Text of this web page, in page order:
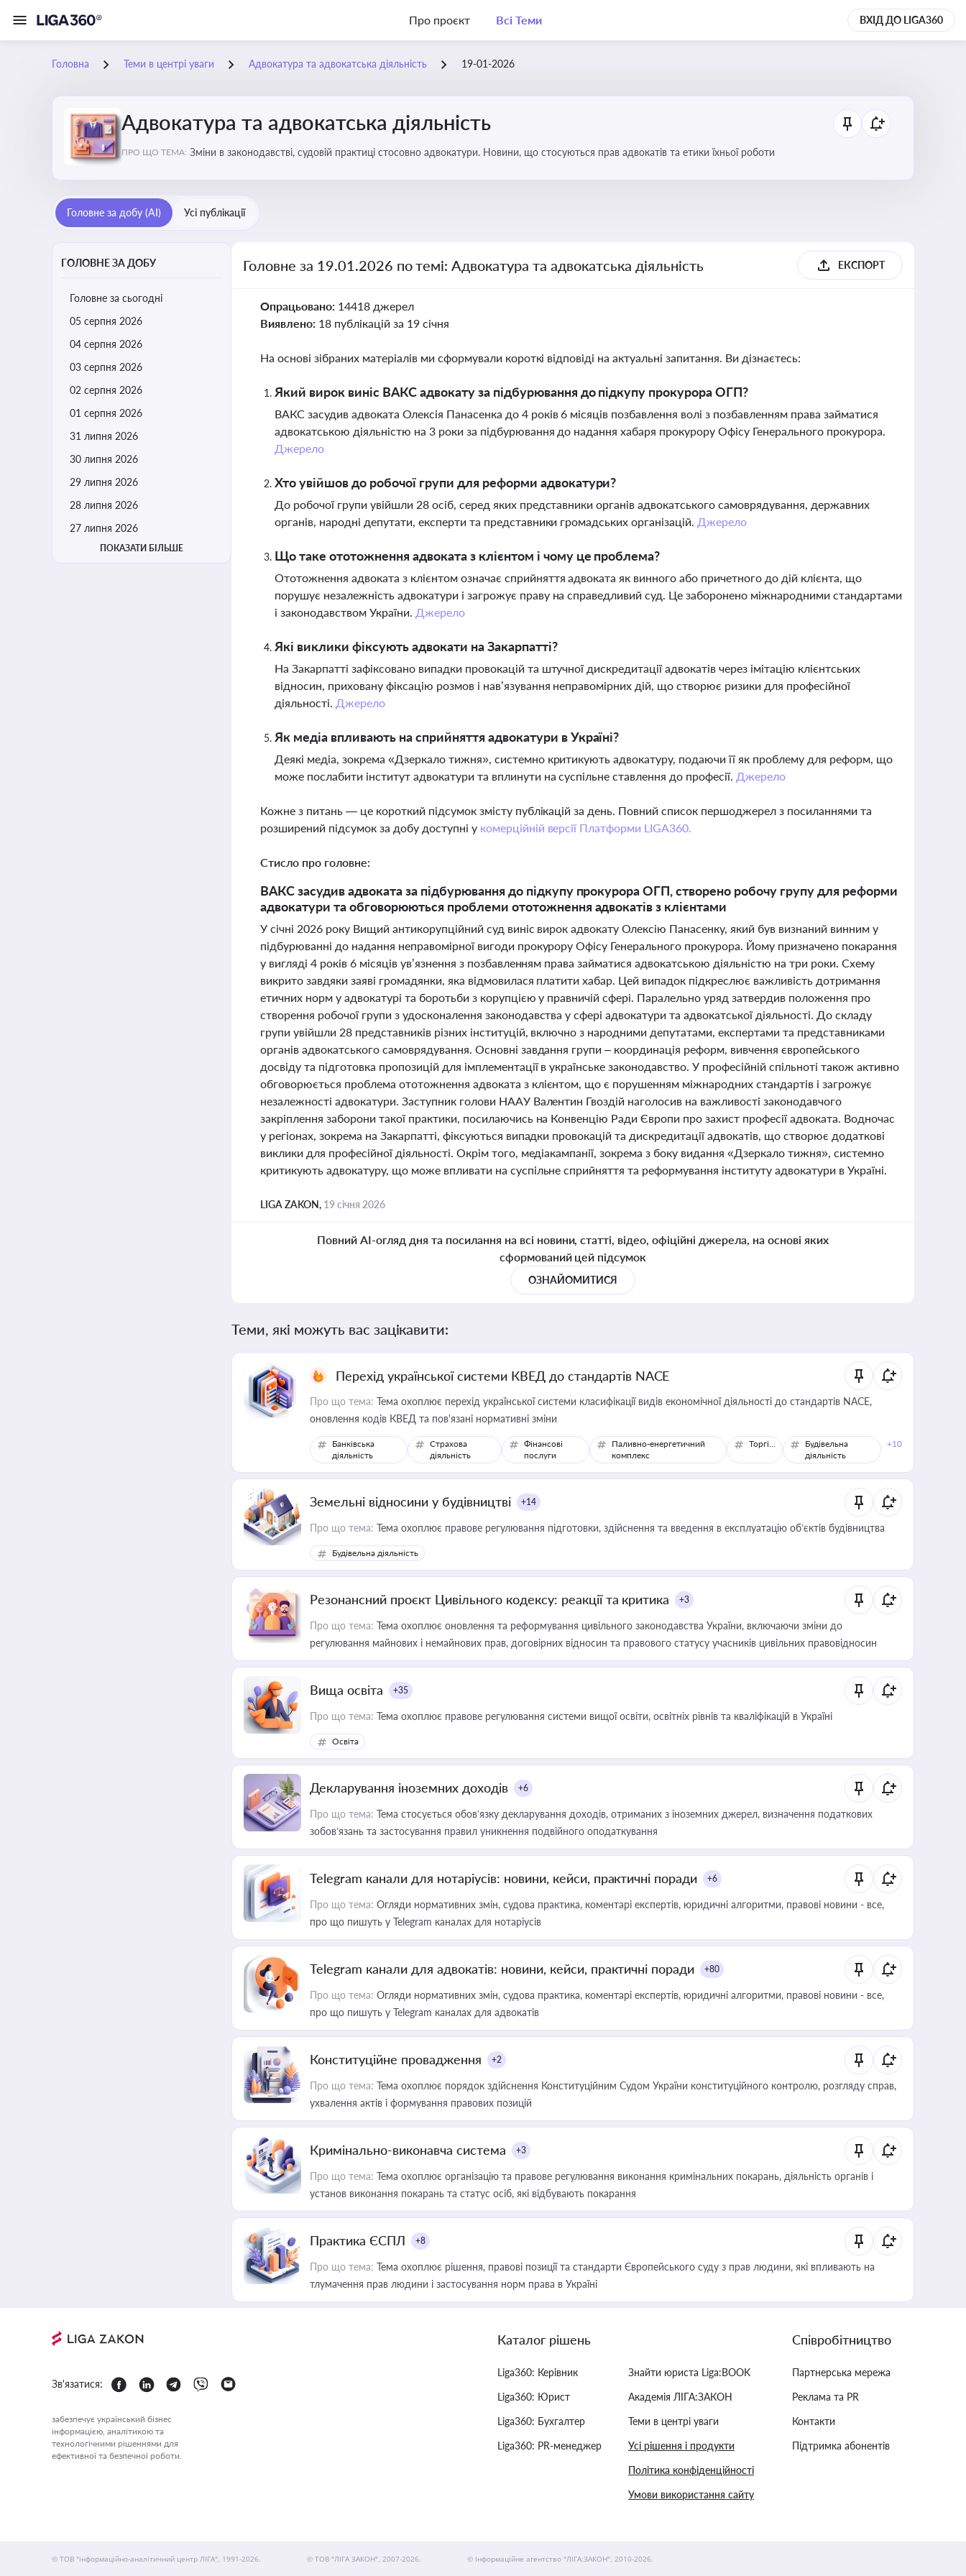
Про проєкт Всі Теми ВХІД ДО LIGA360
Головна Теми в центрі уваги Адвокатура та адвокатська діяльність 19-01-2026
Адвокатура та адвокатська діяльність
ПРО ЩО ТЕМА: Зміни в законодавстві, судовій практиці стосовно адвокатури. Новини, що стосуються прав адвокатів та етики їхньої роботи
Головне за добу (AI) Усі публікації
ГОЛОВНЕ ЗА ДОБУ
Головне за сьогодні
05 серпня 2026
04 серпня 2026
03 серпня 2026
02 серпня 2026
01 серпня 2026
31 липня 2026
30 липня 2026
29 липня 2026
28 липня 2026
27 липня 2026
ПОКАЗАТИ БІЛЬШЕ
Головне за 19.01.2026 по темі: Адвокатура та адвокатська діяльність ЕКСПОРТ
Опрацьовано: 14418 джерел
Виявлено: 18 публікацій за 19 січня
На основі зібраних матеріалів ми сформували короткі відповіді на актуальні запитання. Ви дізнаєтесь:
Який вирок виніс ВАКС адвокату за підбурювання до підкупу прокурора ОГП?
ВАКС засудив адвоката Олексія Панасенка до 4 років 6 місяців позбавлення волі з позбавленням права займатися
адвокатською діяльністю на 3 роки за підбурювання до надання хабаря прокурору Офісу Генерального прокурора.
Джерело
Хто увійшов до робочої групи для реформи адвокатури?
До робочої групи увійшли 28 осіб, серед яких представники органів адвокатського самоврядування, державних
органів, народні депутати, експерти та представники громадських організацій. Джерело
Що таке ототожнення адвоката з клієнтом і чому це проблема?
Ототожнення адвоката з клієнтом означає сприйняття адвоката як винного або причетного до дій клієнта, що
порушує незалежність адвокатури і загрожує праву на справедливий суд. Це заборонено міжнародними стандартами
і законодавством України. Джерело
Які виклики фіксують адвокати на Закарпатті?
На Закарпатті зафіксовано випадки провокацій та штучної дискредитації адвокатів через імітацію клієнтських
відносин, приховану фіксацію розмов і нав’язування неправомірних дій, що створює ризики для професійної
діяльності. Джерело
Як медіа впливають на сприйняття адвокатури в Україні?
Деякі медіа, зокрема «Дзеркало тижня», системно критикують адвокатуру, подаючи її як проблему для реформ, що
може послабити інститут адвокатури та вплинути на суспільне ставлення до професії. Джерело
Кожне з питань — це короткий підсумок змісту публікацій за день. Повний список першоджерел з посиланнями та
розширений підсумок за добу доступні у комерційній версії Платформи LIGA360.
Стисло про головне:
ВАКС засудив адвоката за підбурювання до підкупу прокурора ОГП, створено робочу групу для реформи
адвокатури та обговорюються проблеми ототожнення адвокатів з клієнтами
У січні 2026 року Вищий антикорупційний суд виніс вирок адвокату Олексію Панасенку, який був визнаний винним у
підбурюванні до надання неправомірної вигоди прокурору Офісу Генерального прокурора. Йому призначено покарання
у вигляді 4 років 6 місяців ув’язнення з позбавленням права займатися адвокатською діяльністю на три роки. Схему
викрито завдяки заяві громадянки, яка відмовилася платити хабар. Цей випадок підкреслює важливість дотримання
етичних норм у адвокатурі та боротьби з корупцією у правничій сфері. Паралельно уряд затвердив положення про
створення робочої групи з удосконалення законодавства у сфері адвокатури та адвокатської діяльності. До складу
групи увійшли 28 представників різних інституцій, включно з народними депутатами, експертами та представниками
органів адвокатського самоврядування. Основні завдання групи – координація реформ, вивчення європейського
досвіду та підготовка пропозицій для імплементації в українське законодавство. У професійній спільноті також активно
обговорюється проблема ототожнення адвоката з клієнтом, що є порушенням міжнародних стандартів і загрожує
незалежності адвокатури. Заступник голови НААУ Валентин Гвоздій наголосив на важливості законодавчого
закріплення заборони такої практики, посилаючись на Конвенцію Ради Європи про захист професії адвоката. Водночас
у регіонах, зокрема на Закарпатті, фіксуються випадки провокацій та дискредитації адвокатів, що створює додаткові
виклики для професійної діяльності. Окрім того, медіакампанії, зокрема з боку видання «Дзеркало тижня», системно
критикують адвокатуру, що може впливати на суспільне сприйняття та реформування інституту адвокатури в Україні.
LIGA ZAKON, 19 січня 2026
Повний AI-огляд дня та посилання на всі новини, статті, відео, офіційні джерела, на основі яких
сформований цей підсумок
ОЗНАЙОМИТИСЯ
Теми, які можуть вас зацікавити:
Перехід української системи КВЕД до стандартів NACE
Про що тема: Тема охоплює перехід української системи класифікації видів економічної діяльності до стандартів NACE,
оновлення кодів КВЕД та пов'язані нормативні зміни
Банківська
діяльність
Страхова
діяльність
Фінансові
послуги
Паливно-енергетичний
комплекс
Торгівля
Будівельна
діяльність
+10
Земельні відносини у будівництві +14
Про що тема: Тема охоплює правове регулювання підготовки, здійснення та введення в експлуатацію об’єктів будівництва
Будівельна діяльність
Резонансний проєкт Цивільного кодексу: реакції та критика +3
Про що тема: Тема охоплює оновлення та реформування цивільного законодавства України, включаючи зміни до
регулювання майнових і немайнових прав, договірних відносин та правового статусу учасників цивільних правовідносин
Вища освіта +35
Про що тема: Тема охоплює правове регулювання системи вищої освіти, освітніх рівнів та кваліфікацій в Україні
Освіта
Декларування іноземних доходів +6
Про що тема: Тема стосується обов’язку декларування доходів, отриманих з іноземних джерел, визначення податкових
зобов’язань та застосування правил уникнення подвійного оподаткування
Telegram канали для нотаріусів: новини, кейси, практичні поради +6
Про що тема: Огляди нормативних змін, судова практика, коментарі експертів, юридичні алгоритми, правові новини - все,
про що пишуть у Telegram каналах для нотаріусів
Telegram канали для адвокатів: новини, кейси, практичні поради +80
Про що тема: Огляди нормативних змін, судова практика, коментарі експертів, юридичні алгоритми, правові новини - все,
про що пишуть у Telegram каналах для адвокатів
Конституційне провадження +2
Про що тема: Тема охоплює порядок здійснення Конституційним Судом України конституційного контролю, розгляду справ,
ухвалення актів і формування правових позицій
Кримінально-виконавча система +3
Про що тема: Тема охоплює організацію та правове регулювання виконання кримінальних покарань, діяльність органів і
установ виконання покарань та статус осіб, які відбувають покарання
Практика ЄСПЛ +8
Про що тема: Тема охоплює рішення, правові позиції та стандарти Європейського суду з прав людини, які впливають на
тлумачення прав людини і застосування норм права в Україні
Зв'язатися:
забезпечує український бізнес
інформацією, аналітикою та
технологічними рішеннями для
ефективної та безпечної роботи.
Каталог рішень
Liga360: Керівник
Liga360: Юрист
Liga360: Бухгалтер
Liga360: PR-менеджер
Знайти юриста Liga:BOOK
Академія ЛІГА:ЗАКОН
Теми в центрі уваги
Усі рішення і продукти
Політика конфіденційності
Умови використання сайту
Співробітництво
Партнерська мережа
Реклама та PR
Контакти
Підтримка абонентів
© ТОВ "інформаційно-аналітичний центр ЛІГА", 1991-2026. © ТОВ "ЛІГА ЗАКОН", 2007-2026. © Інформаційне агентство "ЛІГА:ЗАКОН", 2010-2026.